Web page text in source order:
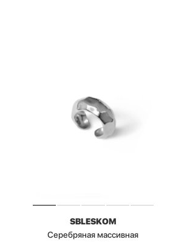
SBLESKOM
Серебряная массивная